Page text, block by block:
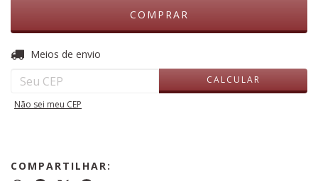
Entregas para o CEP:
Meios de envio
CALCULAR
Não sei meu CEP
COMPARTILHAR: